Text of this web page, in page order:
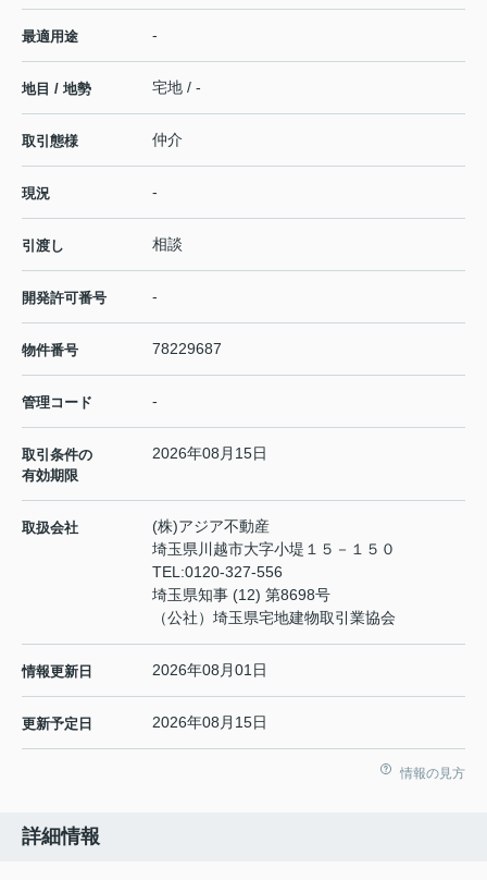
最適用途 -
地目 / 地勢 宅地 / -
取引態様 仲介
現況 -
引渡し 相談
開発許可番号 -
物件番号 78229687
管理コード -
取引条件の
有効期限
2026年08月15日
取扱会社
(株)アジア不動産
埼玉県川越市大字小堤１５－１５０
TEL:0120-327-556
埼玉県知事 (12) 第8698号
（公社）埼玉県宅地建物取引業協会
情報更新日 2026年08月01日
更新予定日 2026年08月15日
情報の見方
詳細情報